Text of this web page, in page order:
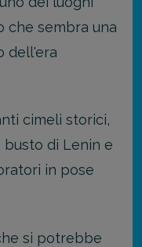
che sembra una
dell'era
cimeli storici,
busto di Lenin e
in pose
si potrebbe